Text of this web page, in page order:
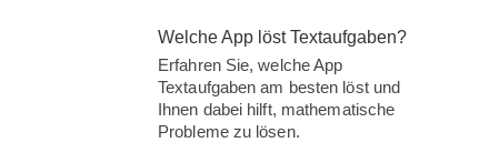
Welche App löst Textaufgaben?
Erfahren Sie, welche App
Textaufgaben am besten löst und
Ihnen dabei hilft, mathematische
Probleme zu lösen.